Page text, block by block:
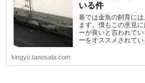
いる件
巷では金魚の飼育に
ます。僕もこの意見
ーが良いと言われて
ーをオススメされてい
kingyo.tanosala.com